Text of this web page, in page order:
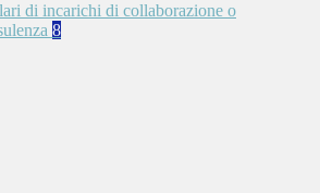
di incarichi di collaborazione o
8